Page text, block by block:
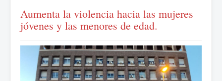
Aumenta la violencia hacia las mujeres
jóvenes y las menores de edad.